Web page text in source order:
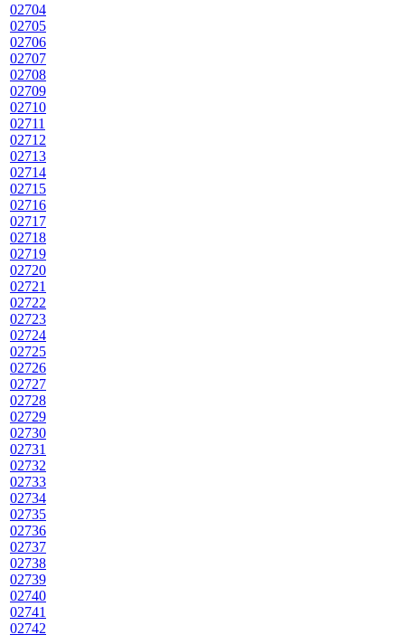
02704
02705
02706
02707
02708
02709
02710
02711
02712
02713
02714
02715
02716
02717
02718
02719
02720
02721
02722
02723
02724
02725
02726
02727
02728
02729
02730
02731
02732
02733
02734
02735
02736
02737
02738
02739
02740
02741
02742